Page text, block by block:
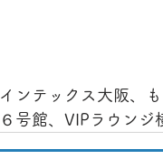
インテックス大阪、
６号館、VIPラウン